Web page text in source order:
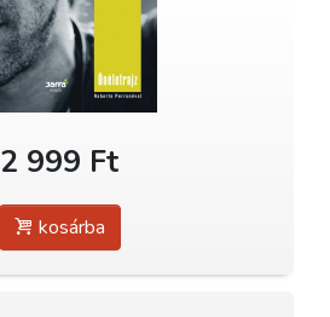
2 999 Ft
kosárba